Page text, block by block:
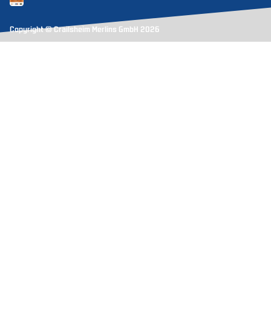
Copyright © Crailsheim Merlins GmbH 2026